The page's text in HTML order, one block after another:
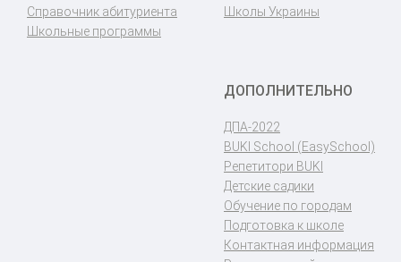
Справочник абитуриента
Школьные программы
Школы Украины
ДОПОЛНИТЕЛЬНО
ДПА-2022
BUKI School (EasySchool)
Репетитори BUKI
Детские садики
Обучение по городам
Подготовка к школе
Контактная информация